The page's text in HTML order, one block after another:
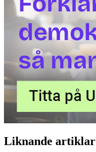
Liknande artiklar